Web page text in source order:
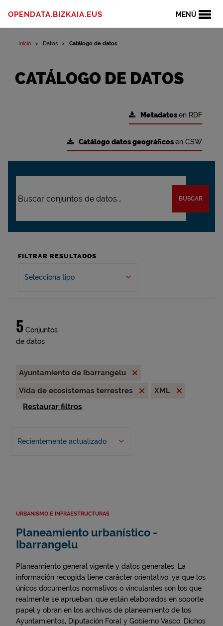
MENÚ
OPENDATA.BIZKAIA.EUS
Inicio Datos Catálogo de datos
CATÁLOGO DE DATOS
Metadatosen RDF
Catálogo datos geográficosen CSW
BUSCAR
FILTRAR RESULTADOS
Selecciona tipo
5 Conjuntos
de datos
Ayuntamiento de Ibarrangelu
Vida de ecosistemas terrestres
XML
Restaurar filtros
Recientemente actualizado
URBANISMO E INFRAESTRUCTURAS
Planeamiento urbanístico -
Ibarrangelu
Planeamiento general vigente y datos generales. La
información recogida tiene carácter orientativo, ya que los
únicos documentos normativos o vinculantes son los que
realmente se aprueban, que están elaborados en soporte
papel y obran en los archivos de planeamiento de los
Ayuntamientos, Diputación Foral y Gobierno Vasco. Dichos